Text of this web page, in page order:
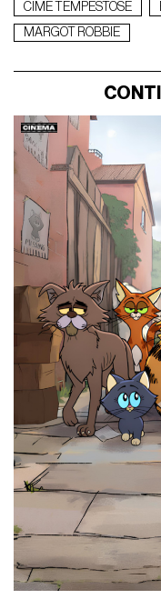
CIME TEMPESTOSE
MARGOT ROBBIE